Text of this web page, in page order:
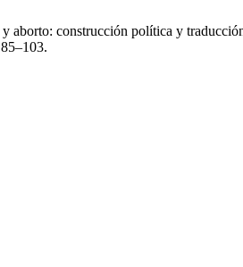
aborto: construcción política y